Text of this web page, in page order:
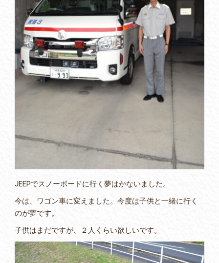
JEEPでスノーボードに行く夢はかないました。
今は、ワゴン車に変えました。今度は子供と一緒に行く
のが夢です。
子供はまだですが、２人くらい欲しいです。